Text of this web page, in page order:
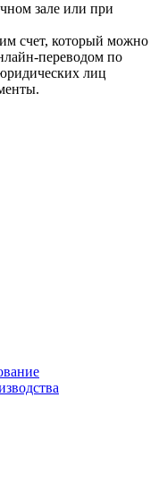
зале или при
счет, который можно
переводом по
лиц